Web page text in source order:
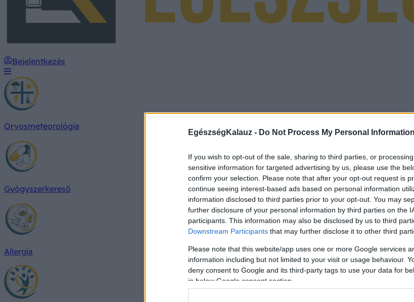
EgészségKalauz - Do Not Process My Personal Information
If you wish to opt-out of the sale, sharing to third parties, or
sensitive information for targeted advertising by us, please use the
confirm your selection. Please note that after your opt-out request is
continue seeing interest-based ads based on personal information
information disclosed to third parties prior to your opt-out. You may
further disclosure of your personal information by third parties on the
participants. This information may also be disclosed by us to third
Downstream Participants that may further disclose it to other third
Please note that this website/app uses one or more Google services
information including but not limited to your visit or usage behaviour.
deny consent to Google and its third-party tags to use your data for
in below Google consent section.
Bejelentkezés
Orvosmeteorológia
Gyógyszerkereső
Allergia